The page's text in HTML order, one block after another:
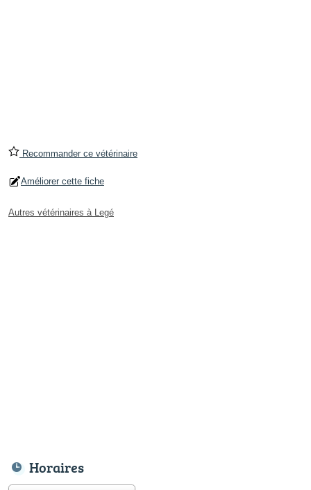
Recommander ce vétérinaire
Améliorer cette fiche
Autres vétérinaires à Legé
Horaires